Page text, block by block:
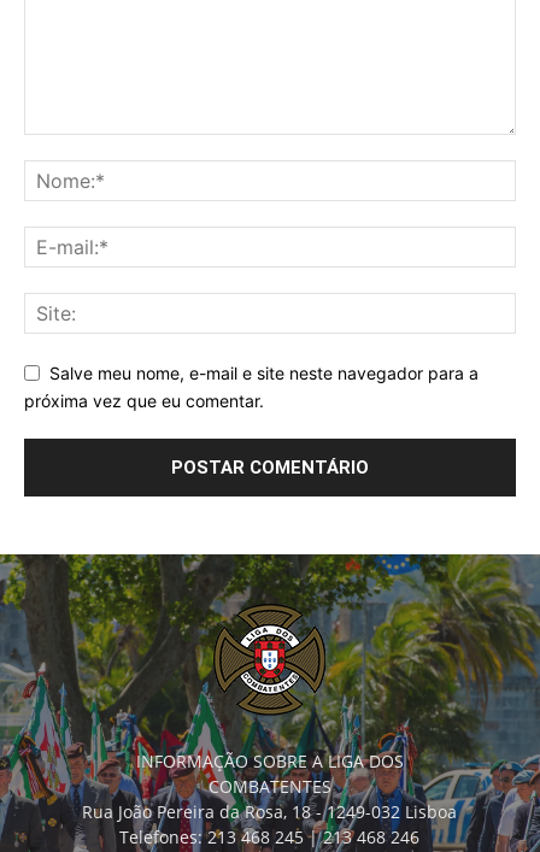
Salve meu nome, e-mail e site neste navegador para a
próxima vez que eu comentar.
INFORMAÇÃO SOBRE A LIGA DOS
COMBATENTES
Rua João Pereira da Rosa, 18 - 1249-032 Lisboa
Telefones: 213 468 245 | 213 468 246